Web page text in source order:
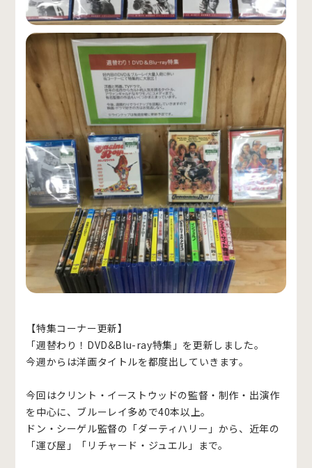
【特集コーナー更新】
「週替わり！DVD&Blu-ray特集」を更新しました。
今週からは洋画タイトルを都度出していきます。
今回はクリント・イーストウッドの監督・制作・出演作
を中心に、ブルーレイ多めで40本以上。
ドン・シーゲル監督の「ダーティハリー」から、近年の
「運び屋」「リチャード・ジュエル」まで。